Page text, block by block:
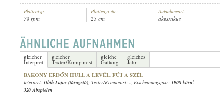
Plattentyp:
78 rpm
Plattengröße:
25 cm
Aufnahmeart:
akusztikus
gleicher
Interpret
gleicher
Texter/Komponist
gleiche
Gattung
gleiches
Jahr
BAKONY ERDŐN HULL A LEVÉL, FÚJ A SZÉL
Interpret: Oláh Lajos (tárogató); Texter/Komponist: -; Erscheinungsjahr: 1908 körül
320 Abspielen